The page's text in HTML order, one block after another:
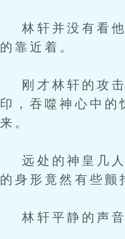
林轩并没有看他
的靠近着。
刚才林轩的攻击
印，吞噬神心中的
来。
远处的神皇几人
的身形竟然有些颤
林轩平静的声音